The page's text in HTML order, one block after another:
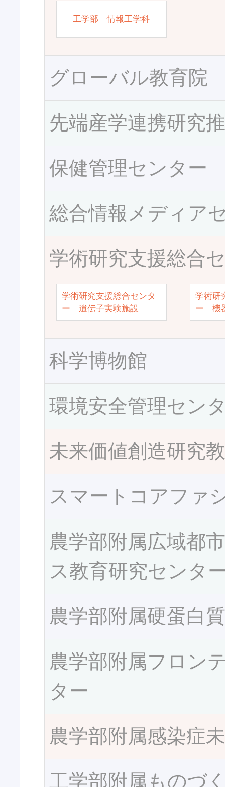
工学部 情報工学科
グローバル教育院
先端産学連携研究
保健管理センター
総合情報メディア
学術研究支援総合
学術研究支援総合センタ
ー 遺伝子実験施設
学術研
ー 機
科学博物館
環境安全管理セン
未来価値創造研究
スマートコアファ
農学部附属広域都
ス教育研究センタ
農学部附属硬蛋白
農学部附属フロン
ター
農学部附属感染症
工学部附属ものづ